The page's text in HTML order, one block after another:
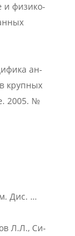
и физико-
ан-
крупных
2005. №
Дис. …
Л.Л., Си-